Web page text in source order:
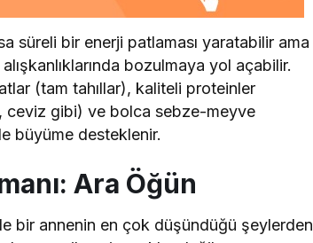
süreli bir enerji patlaması yaratabilir ama
bozulmaya yol açabilir.
(tam tahıllar), kaliteli proteinler
ceviz gibi) ve bolca sebze-meyve
büyüme desteklenir.
Ara Öğün
bir annenin en çok düşündüğü şeylerden